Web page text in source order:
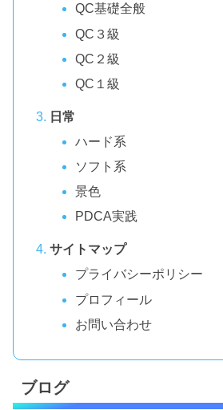
QC基礎全般
QC３級
QC２級
QC１級
日常
ハード系
ソフト系
景色
PDCA実践
サイトマップ
プライバシーポリシー
プロフィール
お問い合わせ
ブログ